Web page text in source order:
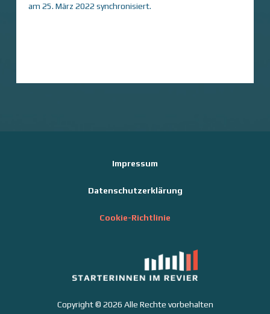
am 25. März 2022 synchronisiert.
Impressum
Datenschutzerklärung
Cookie-Richtlinie
Copyright © 2026 Alle Rechte vorbehalten